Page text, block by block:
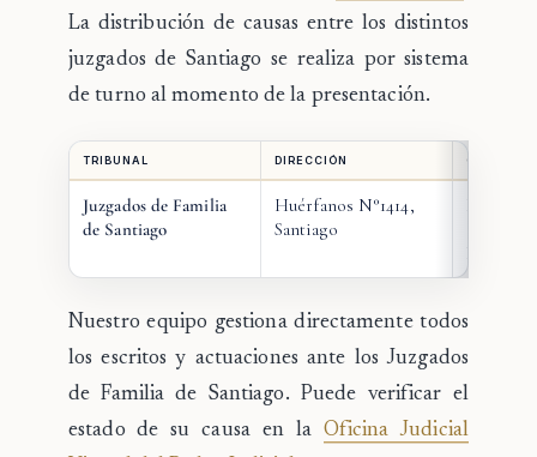
La distribución de causas entre los distintos
juzgados de Santiago se realiza por sistema
de turno al momento de la presentación.
TRIBUNAL DIRECCIÓN COMUNAS
Juzgados de Familia
de Santiago
Huérfanos N°1414,
Santiago
Nuestro equipo gestiona directamente todos
los escritos y actuaciones ante los Juzgados
de Familia de Santiago. Puede verificar el
estado de su causa en la Oficina Judicial